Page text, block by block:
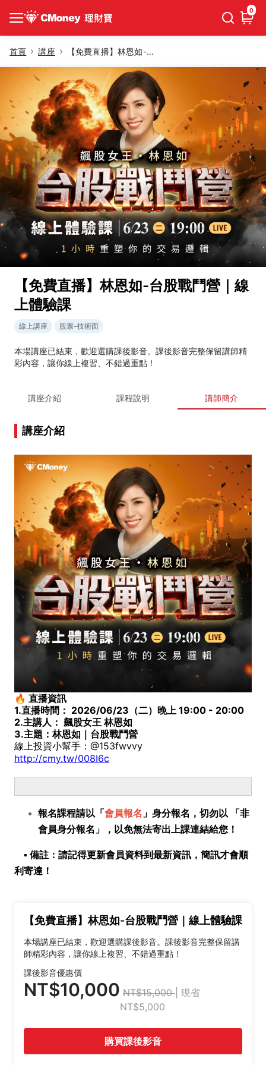
0
首頁 講座 【免費直播】林恩如-台股戰鬥營｜線上體驗課
【免費直播】林恩如-台股戰鬥營｜線
上體驗課
線上講座 股票-技術面
本場講座已結束，歡迎選購課後影音。課後影音完整保留講師精
彩內容，讓你線上複習、不錯過重點！
講座介紹 課程說明 講師簡介
講座介紹
🔥 直播資訊
1.直播時間： 2026/06/23（二）晚上 19:00 - 20:00
2.主講人： 飆股女王 林恩如
3.主題：林恩如｜台股戰鬥營
線上投資小幫手：@153fwvvy
http://cmy.tw/008I6c
報名課程請以「 會員報名 」身分報名，切勿以 「非
會員身分報名」， 以免無法寄出上課連結給您！
▪️ 備註：請記得更新會員資料到最新資訊，簡訊才會順
利寄達！
【免費直播】林恩如-台股戰鬥營｜線上體驗課
本場講座已結束，歡迎選購課後影音。課後影音完整保留講
師精彩內容，讓你線上複習、不錯過重點！
課後影音優惠價
NT$10,000 NT$15,000 | 現省
NT$5,000
購買課後影音